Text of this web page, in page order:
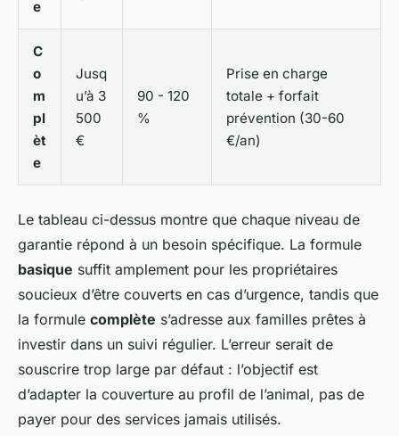
e
C
o
m
pl
èt
e
Jusq
u’à 3
500
€
90 - 120
%
Prise en charge
totale + forfait
prévention (30-60
€/an)
Le tableau ci-dessus montre que chaque niveau de
garantie répond à un besoin spécifique. La formule
basique suffit amplement pour les propriétaires
soucieux d’être couverts en cas d’urgence, tandis que
la formule complète s’adresse aux familles prêtes à
investir dans un suivi régulier. L’erreur serait de
souscrire trop large par défaut : l’objectif est
d’adapter la couverture au profil de l’animal, pas de
payer pour des services jamais utilisés.